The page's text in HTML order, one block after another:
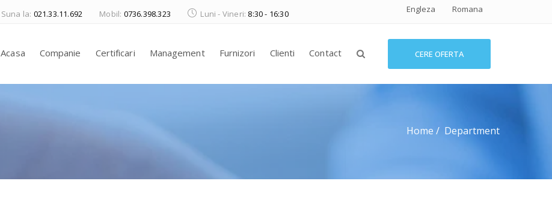
Suna la: 021.33.11.692 Mobil: 0736.398.323 Luni - Vineri: 8:30 - 16:30 Engleza Romana
Acasa Companie Certificari Management Furnizori Clienti Contact CERE OFERTA
Home Department